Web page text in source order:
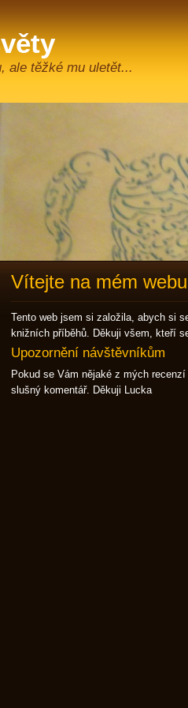
ale těžké mu uletět...
Vítejte na mém webu
Tento web jsem si založila, abych si
knižních příběhů. Děkuji všem, kteří
Upozornění návštěvníkům
Pokud se Vám nějaké z mých
slušný komentář. Děkuji Lucka